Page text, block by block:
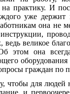
практику. И
уже держит
она не
ведь великое
этом она
граждан по
чтобы для людей
и